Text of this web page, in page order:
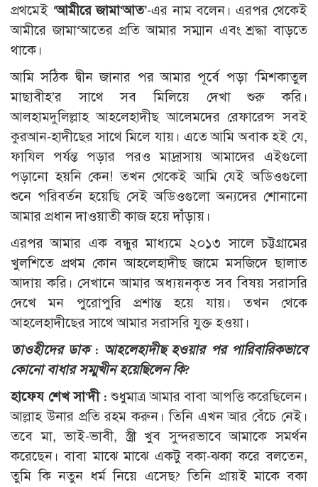
প্রথমেই ‘আমীরে জামা‘আত’-এর নাম বলেন। এরপর থেকেই
আমীরে জামা‘আতের প্রতি আমার সম্মান এবং শ্রদ্ধা বাড়তে
থাকে।
আমি সঠিক দ্বীন জানার পর আমার পূর্বে পড়া ‘মিশকাতুল
মাছাবীহ’র সাথে সব মিলিয়ে দেখা শুরু করি।
আলহামদুলিল্লাহ আহলেহাদীছ আলেমদের রেফারেন্স সবই
কুরআন-হাদীছের সাথে মিলে যায়। এতে আমি অবাক হই যে,
ফাযিল পর্যন্ত পড়ার পরও মাদ্রাসায় আমাদের এইগুলো
পড়ানো হয়নি কেন! তখন থেকেই আমি যেই অডিওগুলো
শুনে পরিবর্তন হয়েছি সেই অডিওগুলো অন্যদের শোনানো
আমার প্রধান দাওয়াতী কাজ হয়ে দাঁড়ায়।
এরপর আমার এক বন্ধুর মাধ্যমে ২০১৩ সালে চট্টগ্রামের
খুলশিতে প্রথম কোন আহলেহাদীছ জামে মসজিদে ছালাত
আদায় করি। সেখানে আমার অধ্যয়নকৃত সব বিষয় সরাসরি
দেখে মন পুরোপুরি প্রশান্ত হয়ে যায়। তখন থেকে
আহলেহাদীছের সাথে আমার সরাসরি যুক্ত হওয়া।
তাওহীদের ডাক : আহলেহাদীছ হওয়ার পর পারিবারিকভাবে
কোনো বাধার সম্মুখীন হয়েছিলেন কি?
হাফেয শেখ সা‘দী : শুধুমাত্র আমার বাবা আপত্তি করেছিলেন।
আল্লাহ উনার প্রতি রহম করুন। তিনি এখন আর বেঁচে নেই।
তবে মা, ভাই-ভাবী, স্ত্রী খুব সুন্দরভাবে আমাকে সমর্থন
করেছেন। বাবা মাঝে মাঝে একটু বকা-ঝকা করে বলতেন,
তুমি কি নতুন ধর্ম নিয়ে এসেছ? তিনি প্রায়ই মাকে বকা